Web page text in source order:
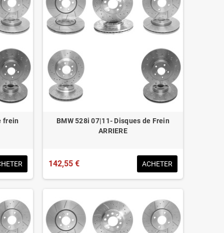
frein
BMW 528i 07|11- Disques de Frein
ARRIERE
142,55 € ACHETER